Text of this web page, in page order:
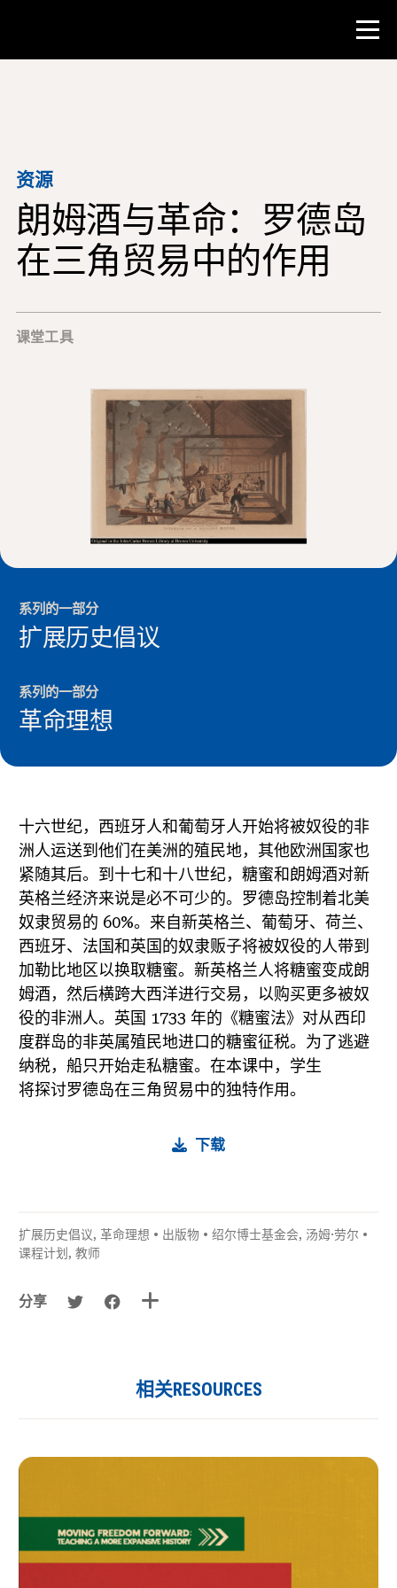
教师资源
课堂工具
培训班
研究所
教学研究技能
为 NHD 学生提供建议
新闻与事件
关于 NHD ®
资源
朗姆酒与革命：罗德岛
在三角贸易中的作用
课堂工具
系列的一部分
扩展历史倡议
系列的一部分
革命理想
十六世纪，西班牙人和葡萄牙人开始将被奴役的非
洲人运送到他们在美洲的殖民地，其他欧洲国家也
紧随其后。到十七和十八世纪，糖蜜和朗姆酒对新
英格兰经济来说是必不可少的。罗德岛控制着北美
奴隶贸易的 60%。来自新英格兰、葡萄牙、荷兰、
西班牙、法国和英国的奴隶贩子将被奴役的人带到
加勒比地区以换取糖蜜。新英格兰人将糖蜜变成朗
姆酒，然后横跨大西洋进行交易，以购买更多被奴
役的非洲人。英国 1733 年的《糖蜜法》对从西印
度群岛的非英属殖民地进口的糖蜜征税。为了逃避
纳税，船只开始走私糖蜜。在本课中，学生
将探讨罗德岛在三角贸易中的独特作用。
下载
扩展历史倡议, 革命理想 • 出版物 • 绍尔博士基金会, 汤姆·劳尔 •
课程计划 , 教师
分享
相关RESOURCES